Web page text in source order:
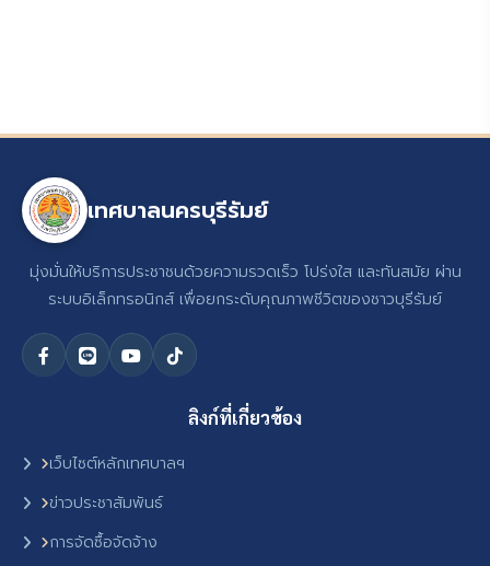
เทศบาลนครบุรีรัมย์
มุ่งมั่นให้บริการประชาชนด้วยความรวดเร็ว โปร่งใส และทันสมัย ผ่าน
ระบบอิเล็กทรอนิกส์ เพื่อยกระดับคุณภาพชีวิตของชาวบุรีรัมย์
ลิงก์ที่เกี่ยวข้อง
เว็บไซต์หลักเทศบาลฯ
ข่าวประชาสัมพันธ์
การจัดซื้อจัดจ้าง